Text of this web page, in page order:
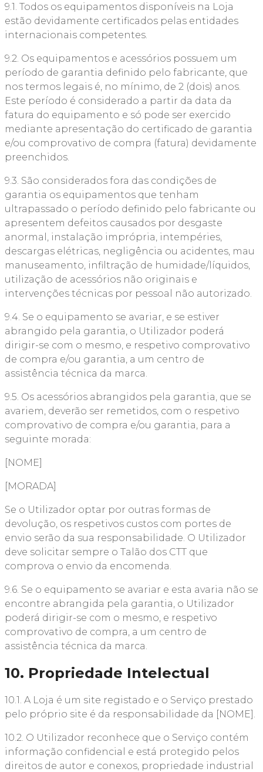
9.1. Todos os equipamentos disponíveis na Loja
estão devidamente certificados pelas entidades
internacionais competentes.
9.2. Os equipamentos e acessórios possuem um
período de garantia definido pelo fabricante, que
nos termos legais é, no mínimo, de 2 (dois) anos.
Este período é considerado a partir da data da
fatura do equipamento e só pode ser exercido
mediante apresentação do certificado de garantia
e/ou comprovativo de compra (fatura) devidamente
preenchidos.
9.3. São considerados fora das condições de
garantia os equipamentos que tenham
ultrapassado o período definido pelo fabricante ou
apresentem defeitos causados por desgaste
anormal, instalação imprópria, intempéries,
descargas elétricas, negligência ou acidentes, mau
manuseamento, infiltração de humidade/líquidos,
utilização de acessórios não originais e
intervenções técnicas por pessoal não autorizado.
9.4. Se o equipamento se avariar, e se estiver
abrangido pela garantia, o Utilizador poderá
dirigir-se com o mesmo, e respetivo comprovativo
de compra e/ou garantia, a um centro de
assistência técnica da marca.
9.5. Os acessórios abrangidos pela garantia, que se
avariem, deverão ser remetidos, com o respetivo
comprovativo de compra e/ou garantia, para a
seguinte morada:
[NOME]
[MORADA]
Se o Utilizador optar por outras formas de
devolução, os respetivos custos com portes de
envio serão da sua responsabilidade. O Utilizador
deve solicitar sempre o Talão dos CTT que
comprova o envio da encomenda.
9.6. Se o equipamento se avariar e esta avaria não se
encontre abrangida pela garantia, o Utilizador
poderá dirigir-se com o mesmo, e respetivo
comprovativo de compra, a um centro de
assistência técnica da marca.
10. Propriedade Intelectual
10.1. A Loja é um site registado e o Serviço prestado
pelo próprio site é da responsabilidade da [NOME].
10.2. O Utilizador reconhece que o Serviço contém
informação confidencial e está protegido pelos
direitos de autor e conexos, propriedade industrial